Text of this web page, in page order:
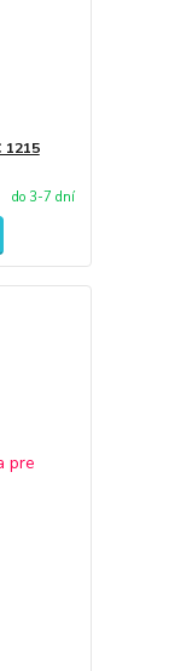
1215
do 3-7 dní